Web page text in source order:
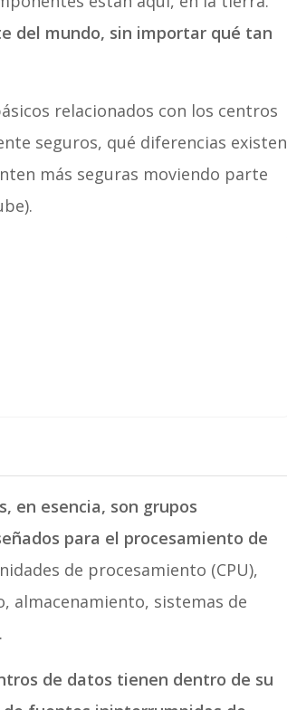
del mundo, sin importar qué tan
relacionados con los centros
seguros, qué diferencias existen
más seguras moviendo parte
en esencia, son grupos
para el procesamiento de
de procesamiento (CPU),
almacenamiento, sistemas de
de datos tienen dentro de su